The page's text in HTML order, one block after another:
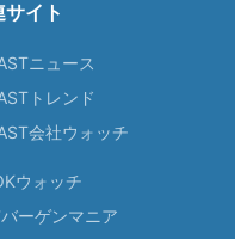
サイト
ニュース
トレンド
会社ウォッチ
ウォッチ
ーゲンマニア